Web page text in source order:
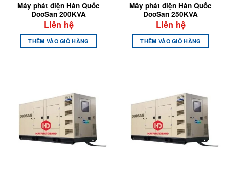
Máy phát điện Hàn Quốc
DooSan 200KVA
Liên hệ
THÊM VÀO GIỎ HÀNG
Máy phát điện Hàn Quốc
DooSan 250KVA
Liên hệ
THÊM VÀO GIỎ HÀNG